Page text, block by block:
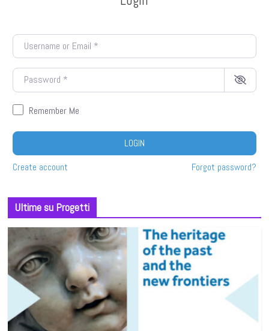
Username or Email
Password
Remember Me
LOGIN
Create account Forgot password?
Ultime su Progetti